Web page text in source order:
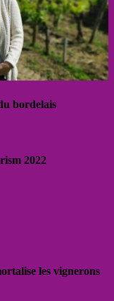
bordelais
2022
les vignerons